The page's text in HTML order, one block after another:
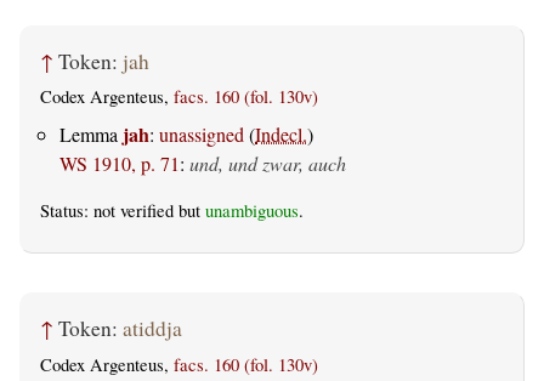
↑ Token: jah
Codex Argenteus, facs. 160 (fol. 130v)
Lemma jah: unassigned (Indecl.)
WS 1910, p. 71: und, und zwar, auch
Status: not verified but unambiguous.
↑ Token: atiddja
Codex Argenteus, facs. 160 (fol. 130v)